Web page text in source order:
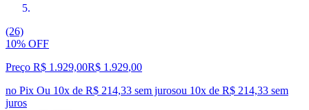
(26)
10% OFF
Preço R$ 1.929,00R$ 1.929,00
no Pix Ou 10x de R$ 214,33 sem jurosou 10x de R$ 214,33 sem
juros